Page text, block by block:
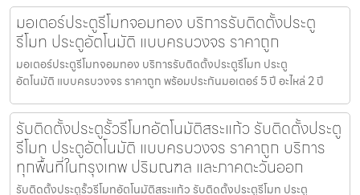
มอเตอร์ประตูรีโมทจอมทอง บริการรับติดตั้งประตู
รีโมท ประตูอัตโนมัติ แบบครบวงจร ราคาถูก
มอเตอร์ประตูรีโมทจอมทอง บริการรับติดตั้งประตูรีโมท ประตู
อัตโนมัติ แบบครบวงจร ราคาถูก พร้อมประกันมอเตอร์ 5 ปี อะไหล่ 2 ปี
รับติดตั้งประตูรั้วรีโมทอัตโนมัติสระแก้ว รับติดตั้งประตู
รีโมท ประตูอัตโนมัติ แบบครบวงจร ราคาถูก บริการ
ทุกพื้นที่ในกรุงเทพ ปริมณฑล และภาคตะวันออก
รับติดตั้งประตูรั้วรีโมทอัตโนมัติสระแก้ว รับติดตั้งประตูรีโมท ประตู